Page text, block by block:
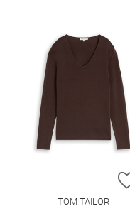
TOM TAILOR